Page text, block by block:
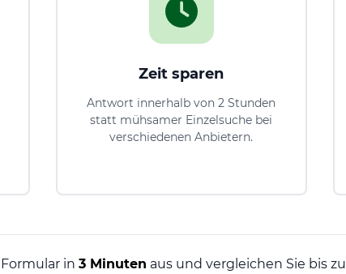
Zeit sparen
Antwort innerhalb von 2 Stunden
statt mühsamer Einzelsuche bei
verschiedenen Anbietern.
in 3 Minuten aus und vergleichen Sie bis zu